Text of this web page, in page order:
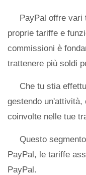
PayPal offre vari
proprie tariffe e
commissioni è
trattenere più soldi
Che tu stia
gestendo
coinvolte nelle tue
Questo
PayPal, le tariffe
PayPal.